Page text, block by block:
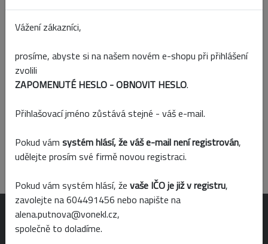
Kód produktu:
Skladem
OTEVÍRACÍ DOBA
Vážení zákazníci,
prosíme, abyste si na našem novém e-shopu při přihlášení
zvolili
ZAPOMENUTÉ HESLO - OBNOVIT HESLO.
Přihlašovací jméno zůstává stejné - váš e-mail.
Pokud vám systém hlásí, že váš e-mail není registrován,
udělejte prosím své firmě novou registraci.
Pokud vám systém hlásí, že vaše IČO je již v registru,
zavolejte na 604491456 nebo napište na
alena.putnova@vonekl.cz,
společně to doladíme.